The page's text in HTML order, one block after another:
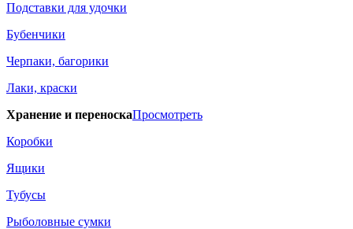
Подставки для удочки
Бубенчики
Черпаки, багорики
Лаки, краски
Хранение и переноскаПросмотреть
Коробки
Ящики
Тубусы
Рыболовные сумки